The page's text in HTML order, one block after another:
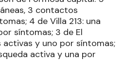
3 contactos
4 de Villa 213: una
síntomas; 3 de El
activas y uno por síntomas;
activa y una por